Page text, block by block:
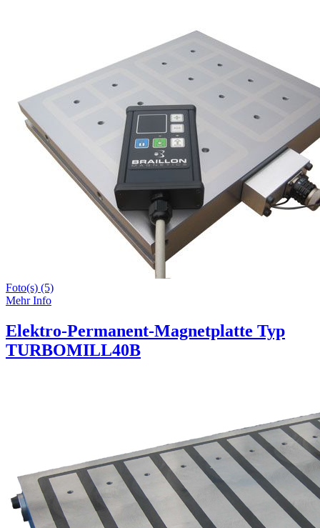
Foto(s) (5)
Mehr Info
Elektro-Permanent-Magnetplatte Typ
TURBOMILL40B